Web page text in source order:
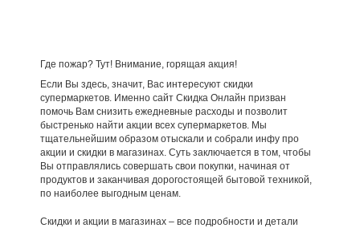
Где пожар? Тут! Внимание, горящая акция!
Если Вы здесь, значит, Вас интересуют скидки
супермаркетов. Именно сайт Скидка Онлайн призван
помочь Вам снизить ежедневные расходы и позволит
быстренько найти акции всех супермаркетов. Мы
тщательнейшим образом отыскали и собрали инфу про
акции и скидки в магазинах. Суть заключается в том, чтобы
Вы отправлялись совершать свои покупки, начиная от
продуктов и заканчивая дорогостоящей бытовой техникой,
по наиболее выгодным ценам.
Скидки и акции в магазинах – все подробности и детали